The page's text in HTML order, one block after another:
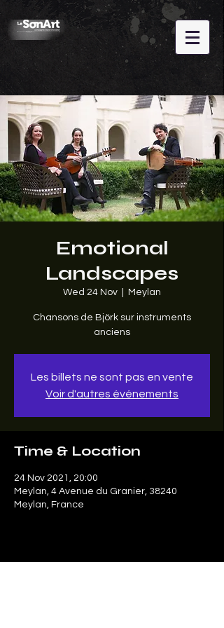
Emotional
Landscapes
Wed 24 Nov Meylan
Chansons de Björk sur instruments
anciens
Les billets ne sont pas en vente
Voir d'autres événements
Time & Location
24 Nov 2021, 20:00
Meylan, 4 Avenue du Granier, 38240
Meylan, France